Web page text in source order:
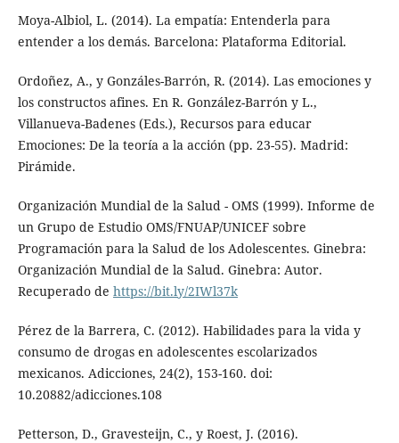
Moya-Albiol, L. (2014). La empatía: Entenderla para
entender a los demás. Barcelona: Plataforma Editorial.
Ordoñez, A., y Gonzáles-Barrón, R. (2014). Las emociones y
los constructos afines. En R. González-Barrón y L.,
Villanueva-Badenes (Eds.), Recursos para educar
Emociones: De la teoría a la acción (pp. 23-55). Madrid:
Pirámide.
Organización Mundial de la Salud - OMS (‎1999)‎. Informe de
un Grupo de Estudio OMS/FNUAP/UNICEF sobre
Programación para la Salud de los Adolescentes. Ginebra:
Organización Mundial de la Salud. Ginebra: Autor.
Recuperado de https://bit.ly/2IWl37k
Pérez de la Barrera, C. (2012). Habilidades para la vida y
consumo de drogas en adolescentes escolarizados
mexicanos. Adicciones, 24(2), 153-160. doi:
10.20882/adicciones.108
Petterson, D., Gravesteijn, C., y Roest, J. (2016).